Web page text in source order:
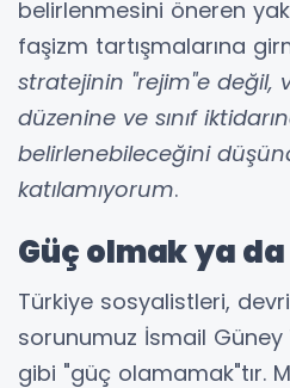
belirlenmesini öneren
faşizm tartışmalarına
stratejinin "rejim"e değil,
düzenine ve sınıf
belirlenebileceğini
katılamıyorum.
Güç olmak ya
Türkiye sosyalistleri,
sorunumuz İsmail Güney
gibi "güç olamamak"tır.